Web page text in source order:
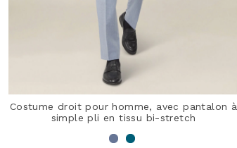
Costume droit pour homme, avec pantalon à
simple pli en tissu bi-stretch